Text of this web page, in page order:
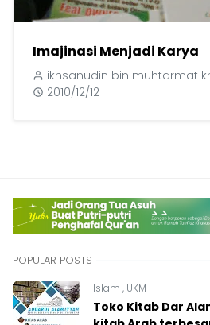
Imajinasi Menjadi Karya
ikhsanudin bin muhtarmat
2010/12/12
POPULAR POSTS
Islam , UKM
Toko Kitab Dar